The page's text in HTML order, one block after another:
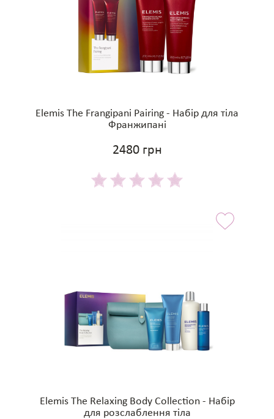
Elemis The Frangipani Pairing - Набір для тіла
Франжипані
2480 грн
Elemis The Relaxing Body Collection - Набір
для розслаблення тіла